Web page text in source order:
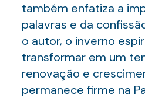
também enfatiza a
palavras e da
o autor, o inverno
transformar em um
renovação e
permanece firme na